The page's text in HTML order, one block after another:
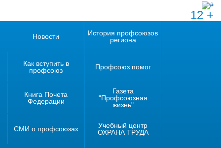
12 +
Новости
История профсоюзов
региона
Как вступить в
профсоюз
Профсоюз помог
Книга Почета
Федерации
Газета
"Профсоюзная
жизнь"
СМИ о профсоюзах
Учебный центр
ОХРАНА ТРУДА